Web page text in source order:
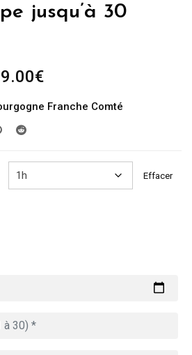
jusqu’à 30
€Plage
prix :
Franche Comté
Effacer